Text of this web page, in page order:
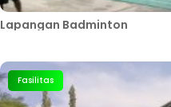
Lapangan Badminton
Fasilitas